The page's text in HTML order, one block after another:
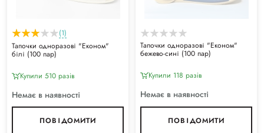
(1)
Тапочки одноразові "Економ"
білі (100 пар)
Купили 510 разiв
Немає в наявності
ПОВІДОМИТИ
Тапочки одноразові "Економ"
бежево-сині (100 пар)
Купили 118 разiв
Немає в наявності
ПОВІДОМИТИ